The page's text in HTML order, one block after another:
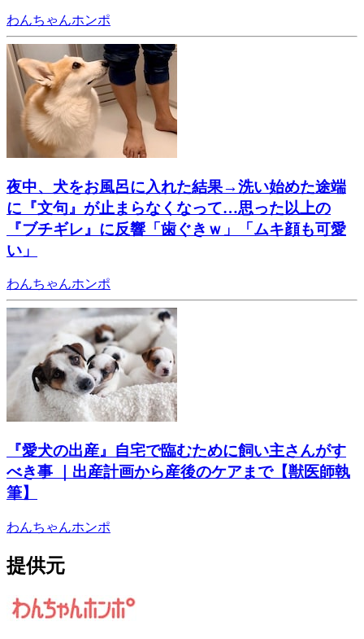
わんちゃんホンポ
夜中、犬をお風呂に入れた結果→洗い始めた途端
に『文句』が止まらなくなって…思った以上の
『ブチギレ』に反響「歯ぐきｗ」「ムキ顔も可愛
い」
わんちゃんホンポ
『愛犬の出産』自宅で臨むために飼い主さんがす
べき事 ｜出産計画から産後のケアまで【獣医師執
筆】
わんちゃんホンポ
提供元